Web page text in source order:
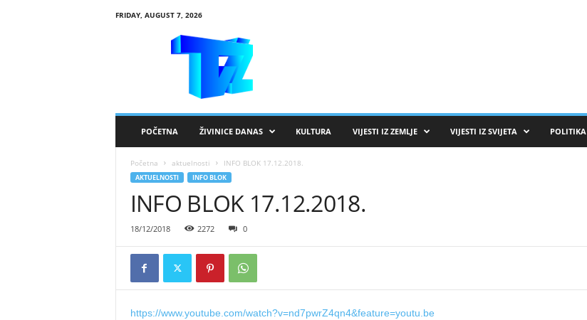
FRIDAY, AUGUST 7, 2026
POČETNA ŽIVINICE DANAS KULTURA VIJESTI IZ ZEMLJE VIJESTI IZ SVIJETA POLITIKA
Početna aktuelnosti INFO BLOK 17.12.2018.
AKTUELNOSTI INFO BLOK
INFO BLOK 17.12.2018.
18/12/2018 2272 0
https://www.youtube.com/watch?v=nd7pwrZ4qn4&feature=youtu.be